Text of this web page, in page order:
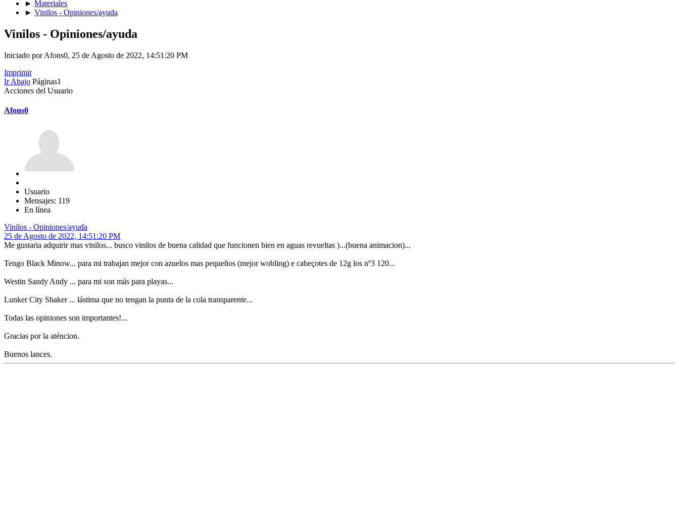
► Materiales
► Vinilos - Opiniones/ayuda
Vinilos - Opiniones/ayuda
Iniciado por Afons0, 25 de Agosto de 2022, 14:51:20 PM
Imprimir
Ir Abajo Páginas1
Acciones del Usuario
Afons0
Usuario
Mensajes: 119
En línea
Vinilos - Opiniones/ayuda
25 de Agosto de 2022, 14:51:20 PM
Me gustaria adquirir mas vinilos... busco vinilos de buena calidad que funcionen bien en aguas revueltas )...(buena animacion)...
Tengo Black Minow... para mi trabajan mejor con azuelos mas pequeños (mejor wobling) e cabeçotes de 12g los nº3 120...
Westin Sandy Andy ... para mi son más para playas...
Lunker City Shaker ... lástima que no tengan la punta de la cola transparente...
Todas las opiniones son importantes!...
Gracias por la aténcion.
Buenos lances.